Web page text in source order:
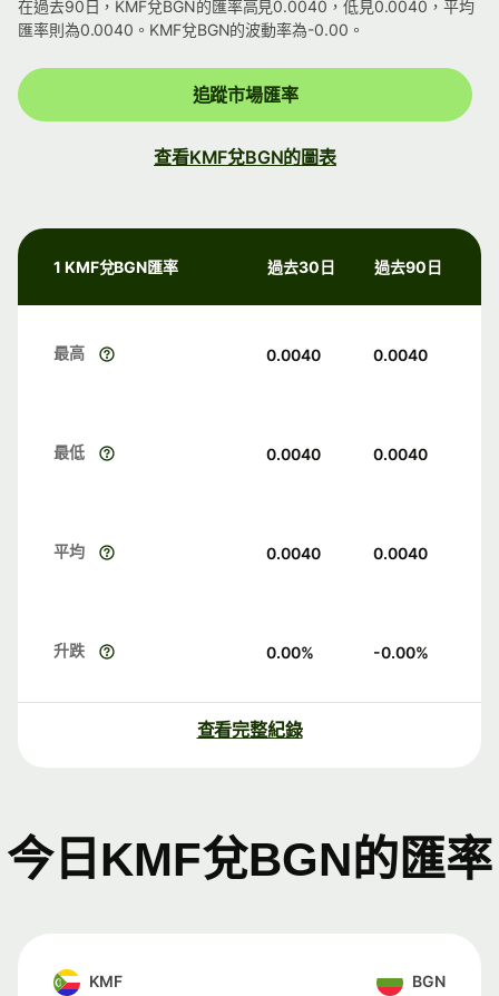
在過去90日，KMF兌BGN的匯率高見0.0040，低見0.0040，平均
匯率則為0.0040。KMF兌BGN的波動率為-0.00。
追蹤市場匯率
查看KMF兌BGN的圖表
1 KMF兌BGN匯率 過去30日 過去90日
最高 0.0040 0.0040
最低 0.0040 0.0040
平均 0.0040 0.0040
升跌 0.00% -0.00%
查看完整紀錄
今日KMF兌BGN的匯率
KMF BGN